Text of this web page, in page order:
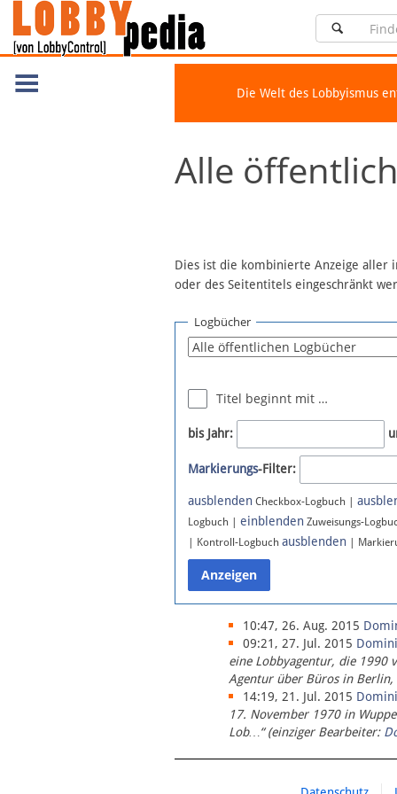
Die Welt des Lobbyismus
Alle
Dies ist die kombinierte Anzeige aller
oder des Seitentitels eingeschränkt
Logbücher
Titel beginnt mit …
bis Jahr:
Markierungs-Filter:
ausblenden Checkbox-Logbuch |
Logbuch | einblenden Zuweisungs-
| Kontroll-Logbuch ausblenden |
10:47, 26. Aug. 2015
09:21, 27. Jul. 2015
eine Lobbyagentur, die 1990
Agentur über Büros in Berlin,
14:19, 21. Jul. 2015
17. November 1970 in
Lob…“ (einziger Bearbeiter: